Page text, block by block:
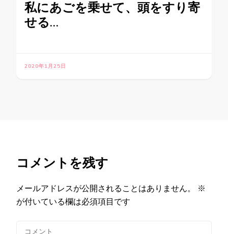
私にあごを乗せて、頭をすり寄
せる…
2020年1月25日
コメントを残す
メールアドレスが公開されることはありません。
※
が付いている欄は必須項目です